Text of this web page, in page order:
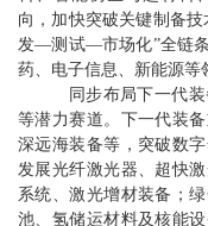
向，加快突破关键制备
发—测试—市场化”全链
药、电子信息
、新能源等
同步布局下一代
等潜力赛道 。 下一代装
深远海装备等，突破数
发展光纤激光器、超快
系统、激光增材装备；
池、氢储运材料及核能